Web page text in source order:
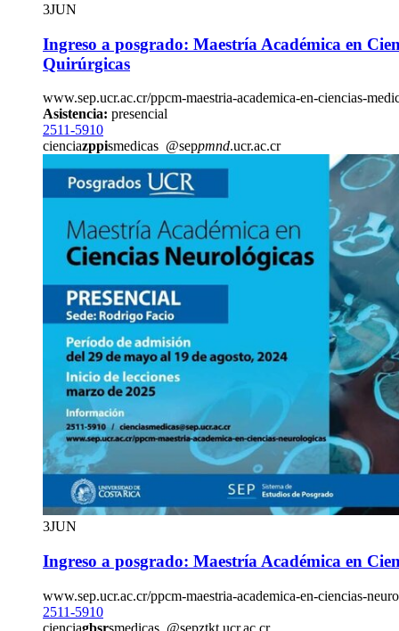
3JUN
Ingreso a posgrado: Maestría Académica en
Quirúrgicas
www.sep.ucr.ac.cr/ppcm-maestria-academica-en-ciencias-
Asistencia: presencial
2511-5910
cienciazppismedicas @seppmnd.ucr.ac.cr
3JUN
Ingreso a posgrado: Maestría Académica en
www.sep.ucr.ac.cr/ppcm-maestria-academica-en-ciencias-
2511-5910
cienciagbsrsmedicas @sepztkt .ucr.ac.cr